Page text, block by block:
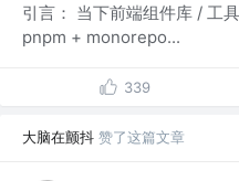
引言： 当下前端组件库 / 工
pnpm + monorepo...
339
大脑在颤抖 赞了这篇文章